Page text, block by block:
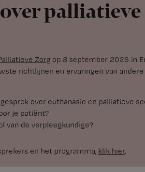
palliatieve
Zorg op 8 september 2026 in
richtlijnen en ervaringen van andere
over euthanasie en palliatieve
je patiënt?
van de verpleegkundige?
en het programma, klik hier.